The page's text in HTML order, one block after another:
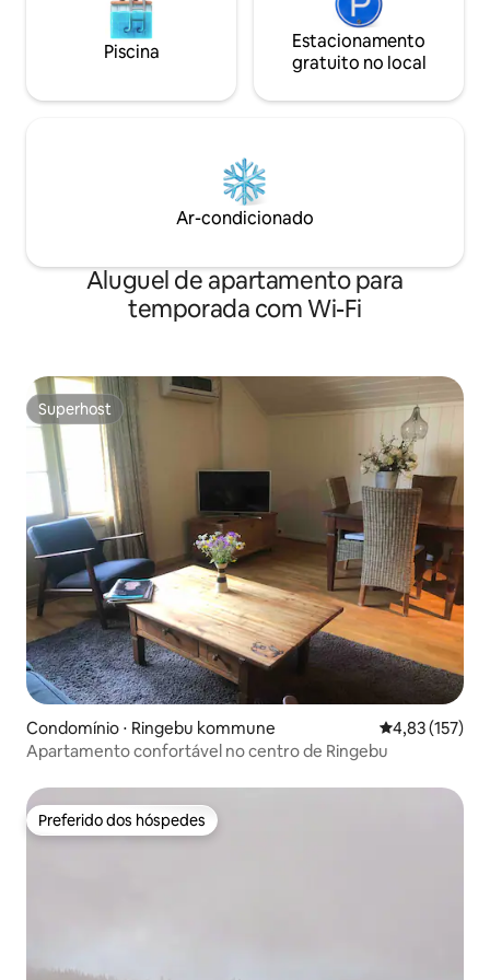
Piscina
Estacionamento
gratuito no local
Ar-condicionado
Aluguel de apartamento para
temporada com Wi-Fi
Superhost
Superhost
Condomínio ⋅ Ringebu kommune 4,83 de uma
4,83 (157)
Apartamento confortável no centro de Ringebu
Preferido dos hóspedes
Preferido dos hóspedes